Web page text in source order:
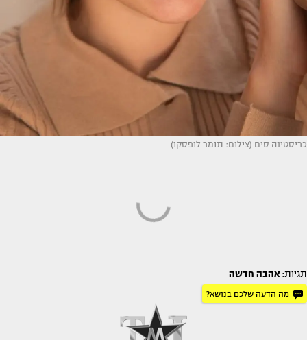
כריסטינה סים (צילום: תומר לופסקו)
תגיות: אהבה חדשה
מה הדעה שלכם בנושא?